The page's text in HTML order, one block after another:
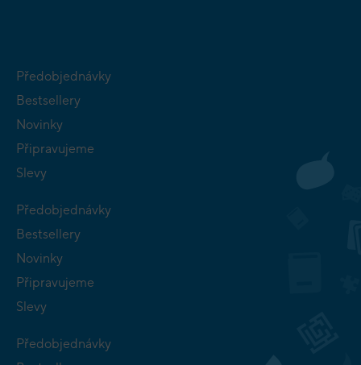
Předobjednávky
Bestsellery
Novinky
Připravujeme
Slevy
Předobjednávky
Bestsellery
Novinky
Připravujeme
Slevy
Předobjednávky